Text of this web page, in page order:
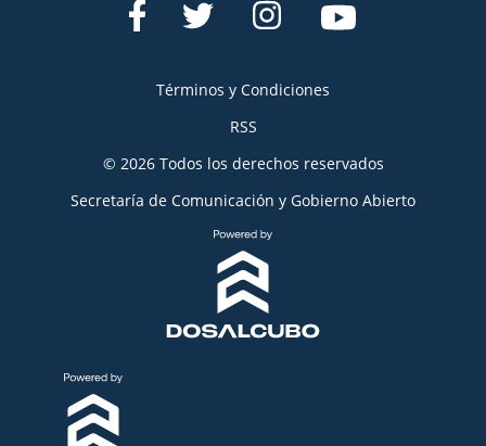
Términos y Condiciones
RSS
© 2026 Todos los derechos reservados
Secretaría de Comunicación y Gobierno Abierto